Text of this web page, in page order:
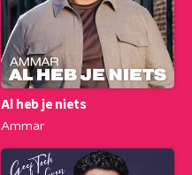
Al heb je niets
Ammar